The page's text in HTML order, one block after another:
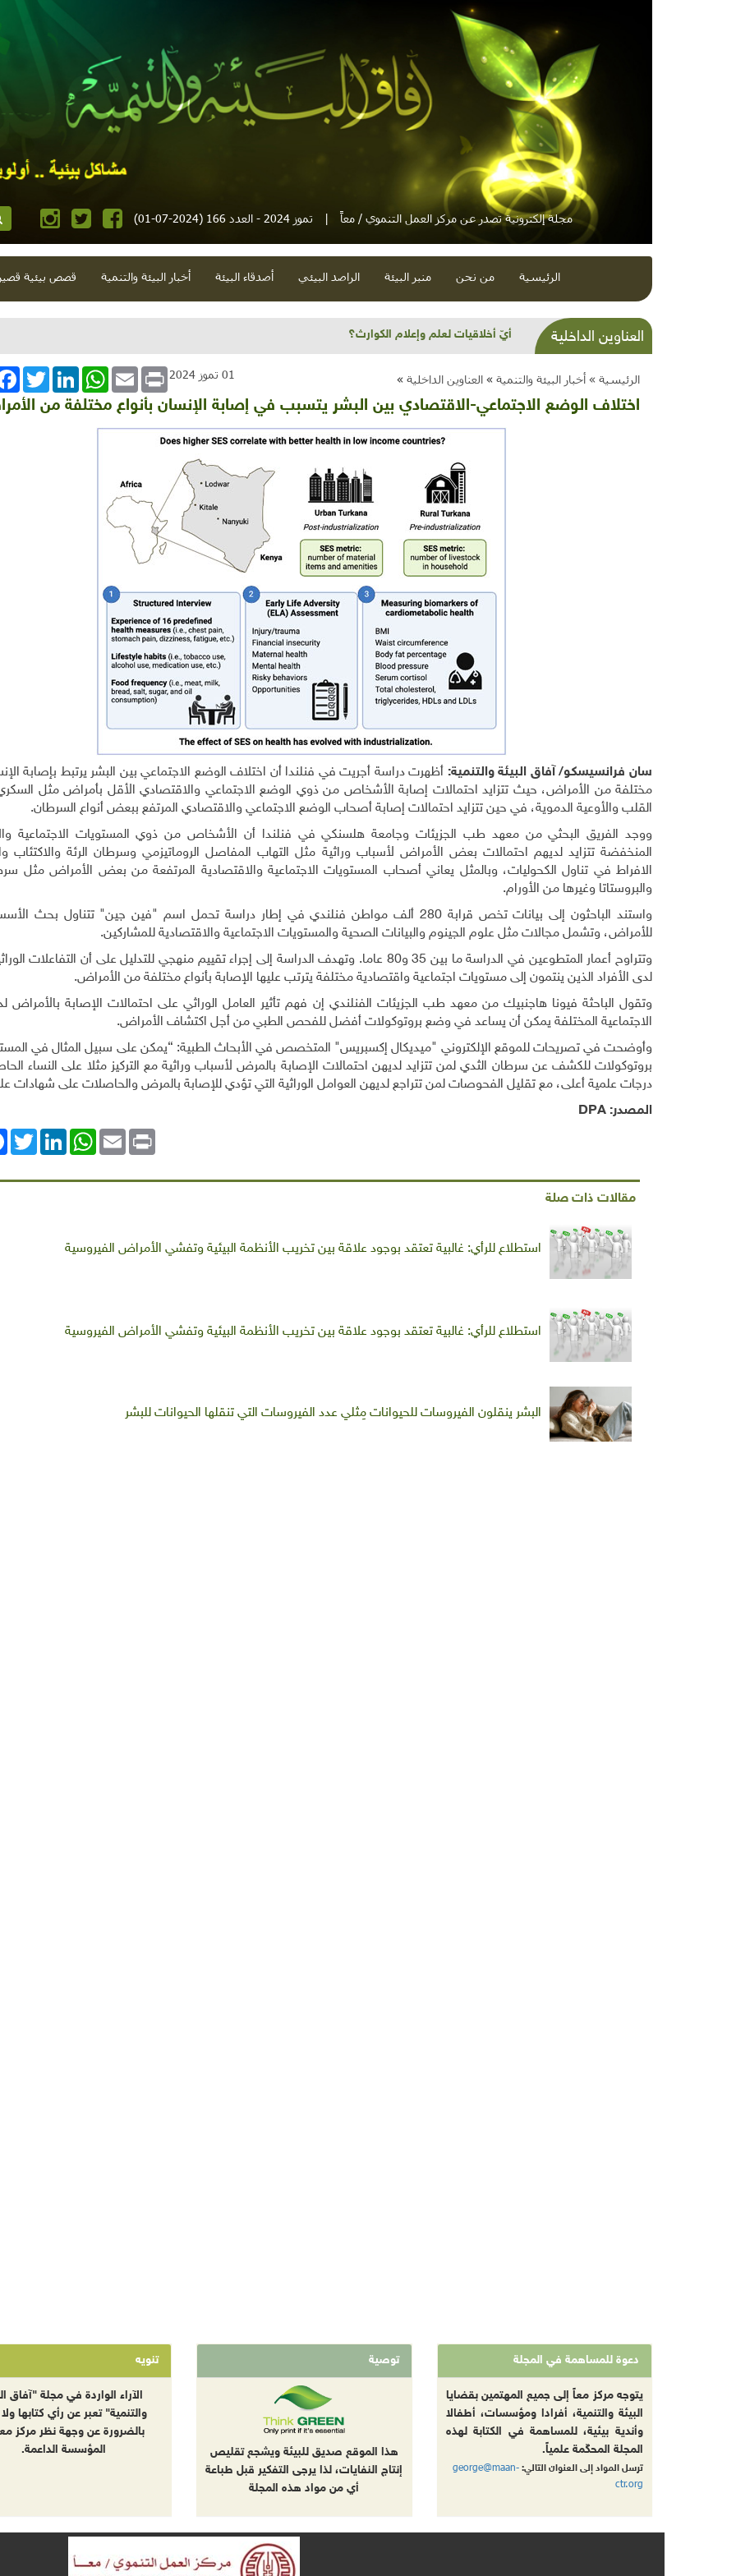
مجلة إلكترونية تصدر عن مركز العمل التنموي / معاً | تموز 2024 - العدد 166 (2024-07-01)
الرئيسية من نحن منبر البيئة الراصد البيئي أصدقاء البيئة أخبار البيئة والتنمية قصص بيئية
العناوين الداخلية شذرات بيئية وتنموية: جنين المستباحة وإعلان سطحي وطبيبان وداخل محاصر وجنون ربيعي وجفاف
الرئيسية » أخبار البيئة والتنمية » العناوين الداخلية »
TwitterLinkedInWhatsApp Email Print 01 تموز 2024
اختلاف الوضع الاجتماعي-الاقتصادي بين البشر يتسبب في إصابة الإنسان بأنواع مختلفة من
سان فرانسيسكو/ آفاق البيئة والتنمية: أظهرت دراسة أجريت في فنلندا أن اختلاف الوضع الاجتماعي بين البشر يرتبط بإصابة
مختلفة من الأمراض، حيث تتزايد احتمالات إصابة الأشخاص من ذوي الوضع الاجتماعي والاقتصادي الأقل بأمراض مثل
القلب والأوعية الدموية، في حين تتزايد احتمالات إصابة أصحاب الوضع الاجتماعي والاقتصادي المرتفع ببعض أنواع السرطان.
ووجد الفريق البحثي من معهد طب الجزيئات وجامعة هلسنكي في فنلندا أن الأشخاص من ذوي المستويات الاجتماعية
المنخفضة تتزايد لديهم احتمالات بعض الأمراض لأسباب وراثية مثل التهاب المفاصل الروماتيزمي وسرطان الرئة والاكتئاب
الافراط في تناول الكحوليات، وبالمثل يعاني أصحاب المستويات الاجتماعية والاقتصادية المرتفعة من بعض الأمراض مثل
والبروستاتا وغيرها من الأورام.
واستند الباحثون إلى بيانات تخص قرابة 280 ألف مواطن فنلندي في إطار دراسة تحمل اسم "فين جين" تتناول بحث
للأمراض، وتشمل مجالات مثل علوم الجينوم والبيانات الصحية والمستويات الاجتماعية والاقتصادية للمشاركين.
وتتراوح أعمار المتطوعين في الدراسة ما بين 35 و80 عاما. وتهدف الدراسة إلى إجراء تقييم منهجي للتدليل على أن التفاعلات
لدى الأفراد الذين ينتمون إلى مستويات اجتماعية واقتصادية مختلفة يترتب عليها الإصابة بأنواع مختلفة من الأمراض.
وتقول الباحثة فيونا هاجنبيك من معهد طب الجزيئات الفنلندي إن فهم تأثير العامل الوراثي على احتمالات الإصابة بالأمراض
الاجتماعية المختلفة يمكن أن يساعد في وضع بروتوكولات أفضل للفحص الطبي من أجل اكتشاف الأمراض.
وأوضحت في تصريحات للموقع الإلكتروني "ميديكال إكسبريس" المتخصص في الأبحاث الطبية: “يمكن على سبيل المثال في
بروتوكولات للكشف عن سرطان الثدي لمن تتزايد لديهن احتمالات الإصابة بالمرض لأسباب وراثية مع التركيز مثلا على النساء
درجات علمية أعلى، مع تقليل الفحوصات لمن تتراجع لديهن العوامل الوراثية التي تؤدي للإصابة بالمرض والحاصلات على شهادات
المصدر: DPA
LinkedIn
WhatsAppEmail Print
مقالات ذات صلة
استطلاع للرأي: غالبية تعتقد بوجود علاقة بين تخريب الأنظمة البيئية وتفشي الأمراض الفيروسية
استطلاع للرأي: غالبية تعتقد بوجود علاقة بين تخريب الأنظمة البيئية وتفشي الأمراض الفيروسية
البشر ينقلون الفيروسات للحيوانات مِثلي عدد الفيروسات التي تنقلها الحيوانات للبشر
دعوة للمساهمة في المجلة
يتوجه مركز معاً إلى جميع المهتمين بقضايا
البيئة والتنمية، أفرادا ومؤسسات، أطفالا
وأندية بيئية، للمساهمة في الكتابة لهذه
المجلة المحكّمة علمياً.
ترسل المواد إلى العنوان التالي:george@maan-
ctr.org
توصية
هذا الموقع صديق للبيئة ويشجع تقليص
إنتاج النفايات، لذا يرجى التفكير قبل طباعة
أي من مواد هذه المجلة
تنويه
الآراء الواردة في مجلة "آفاق
والتنمية" تعبر عن رأي كتابها ولا
بالضرورة عن وجهة نظر مركز
المؤسسة الداعمة.